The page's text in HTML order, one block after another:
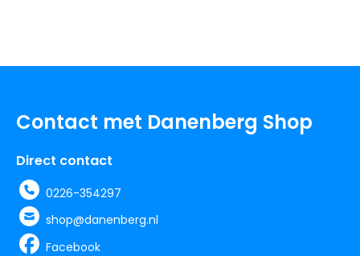
Contact met Danenberg Shop
Direct contact
0226-354297
shop@danenberg.nl
Facebook